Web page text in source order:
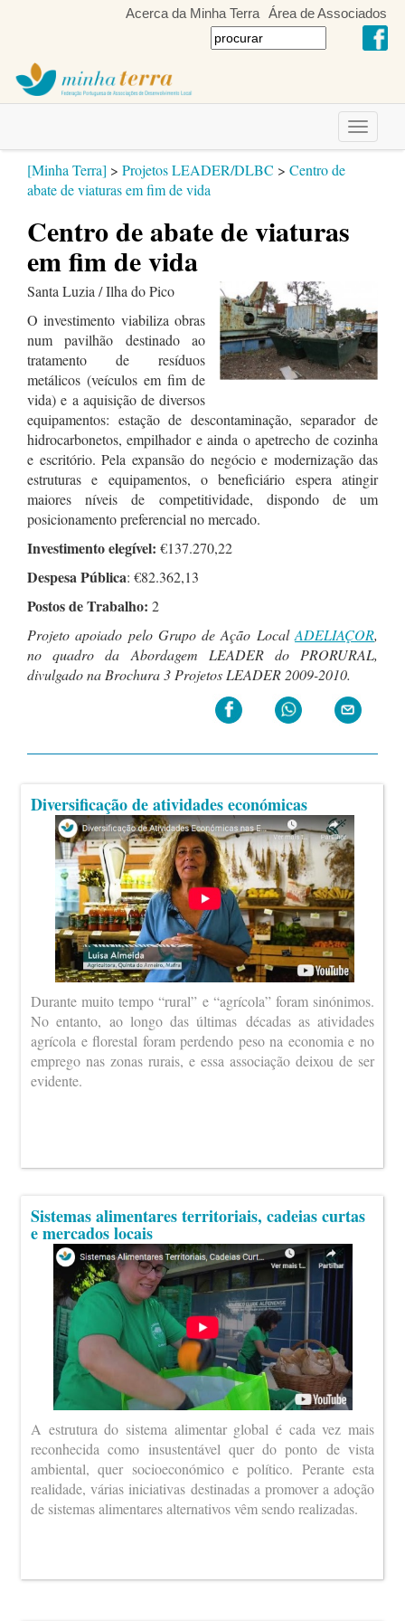
Acerca da Minha Terra Área de Associados
Toggle
[Minha Terra] > Projetos LEADER/DLBC > Centro de
abate de viaturas em fim de vida
Centro de abate de viaturas
em fim de vida
Santa Luzia / Ilha do Pico
O investimento viabiliza obras
num pavilhão destinado ao
tratamento de resíduos
metálicos (veículos em fim de
vida) e a aquisição de diversos
equipamentos: estação de descontaminação, separador de
hidrocarbonetos, empilhador e ainda o apetrecho de cozinha
e escritório. Pela expansão do negócio e modernização das
estruturas e equipamentos, o beneficiário espera atingir
maiores níveis de competitividade, dispondo de um
posicionamento preferencial no mercado.
Investimento elegível: €137.270,22
Despesa Pública: €82.362,13
Postos de Trabalho: 2
Projeto apoiado pelo Grupo de Ação Local ADELIAÇOR,
no quadro da Abordagem LEADER do PRORURAL,
divulgado na Brochura 3 Projetos LEADER 2009-2010.
Diversificação de atividades económicas
Durante muito tempo “rural” e “agrícola” foram sinónimos.
No entanto, ao longo das últimas décadas as atividades
agrícola e florestal foram perdendo peso na economia e no
emprego nas zonas rurais, e essa associação deixou de ser
evidente.
Sistemas alimentares territoriais, cadeias curtas
e mercados locais
A estrutura do sistema alimentar global é cada vez mais
reconhecida como insustentável quer do ponto de vista
ambiental, quer socioeconómico e político. Perante esta
realidade, várias iniciativas destinadas a promover a adoção
de sistemas alimentares alternativos vêm sendo realizadas.